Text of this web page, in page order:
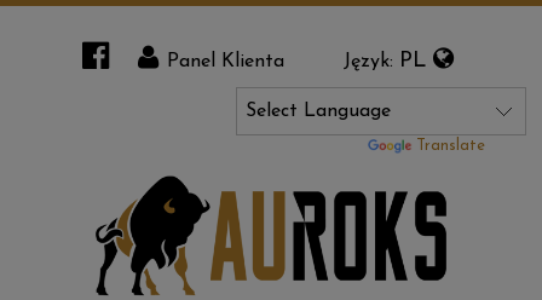
Panel Klienta Język: PL
Powered by Translate